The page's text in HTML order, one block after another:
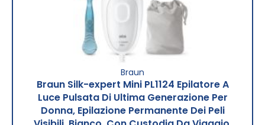
Braun
Braun Silk-expert Mini PL1124 Epilatore A
Luce Pulsata Di Ultima Generazione Per
Donna, Epilazione Permanente Dei Peli